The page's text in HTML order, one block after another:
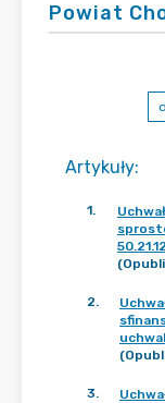
Powiat
Artykuły:
1.
2.
3.